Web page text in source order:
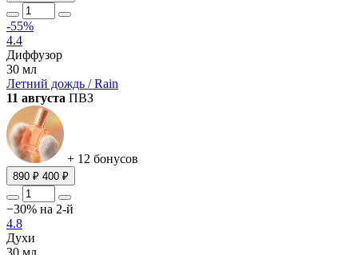
-55%
4.4
Диффузор
30 мл
Летний дождь / Rain
11 августа ПВЗ
+ 12 бонусов
890 ₽ 400 ₽
−30% на 2-й
4.8
Духи
30 мл